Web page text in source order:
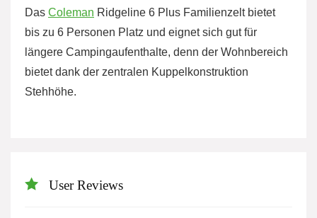
Das Coleman Ridgeline 6 Plus Familienzelt bietet
bis zu 6 Personen Platz und eignet sich gut für
längere Campingaufenthalte, denn der Wohnbereich
bietet dank der zentralen Kuppelkonstruktion
Stehhöhe.
User Reviews